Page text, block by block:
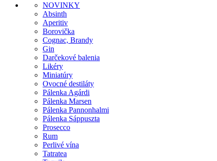
NOVINKY
Absinth
Aperitiv
Borovička
Cognac, Brandy
Gin
Darčekové balenia
Likéry
Miniatúry
Ovocné destiláty
Pálenka Agárdi
Pálenka Marsen
Pálenka Pannonhalmi
Pálenka Sáppuszta
Prosecco
Rum
Perlivé vína
Tatratea